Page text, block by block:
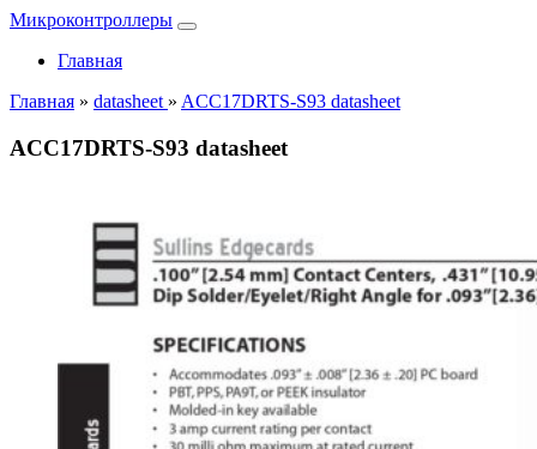
Микроконтроллеры
Главная
Главная » datasheet » ACC17DRTS-S93 datasheet
ACC17DRTS-S93 datasheet